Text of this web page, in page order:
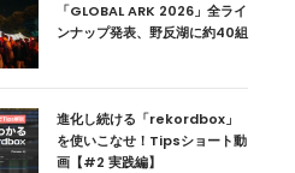
「GLOBAL ARK 2026」全ライ
ンナップ発表、野反湖に約40組
進化し続ける「rekordbox」
を使いこなせ！Tipsショート動
画【#2 実践編】